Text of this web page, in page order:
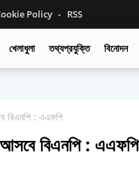
Policy RSS
খেলাধুলা তথ্যপ্রযুক্তি বিনোদন
বিএনপি : এএফপি
আসবে বিএনপি : এএফপি